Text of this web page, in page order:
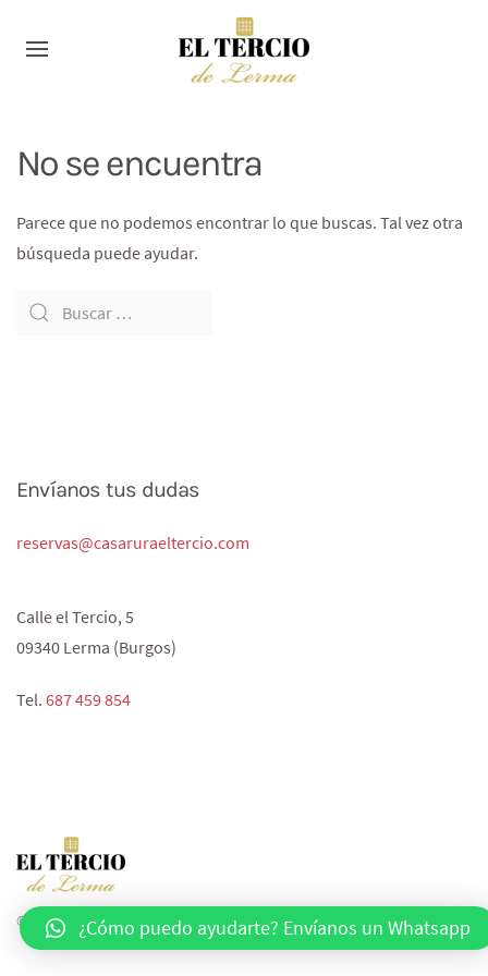
No se encuentra
Parece que no podemos encontrar lo que buscas. Tal vez otra
búsqueda puede ayudar.
Envíanos tus dudas
reservas@casaruraeltercio.com
Calle el Tercio, 5
09340 Lerma (Burgos)
Tel. 687 459 854‬
© 2020 All rights reserved. Powered byagencia-pop.com.
¿Cómo puedo ayudarte? Envíanos un Whatsapp